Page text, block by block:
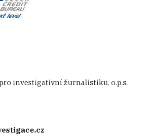
investigativní žurnalistiku, o.p.s.